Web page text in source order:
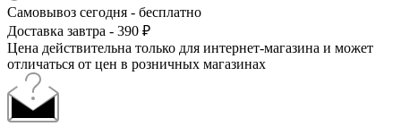
Самовывоз сегодня - бесплатно
Доставка завтра - 390 ₽
Цена действительна только для интернет-магазина и может
отличаться от цен в розничных магазинах